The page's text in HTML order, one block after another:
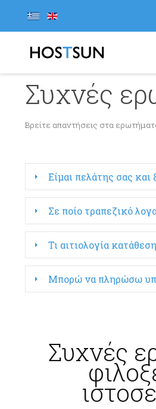
Συχνές
Βρείτε απαντήσεις στα
Είμαι πελάτης σας
Σε ποίο τραπεζικό
Τι αιτιολογία
Μπορώ να πληρώσω
Συχνές